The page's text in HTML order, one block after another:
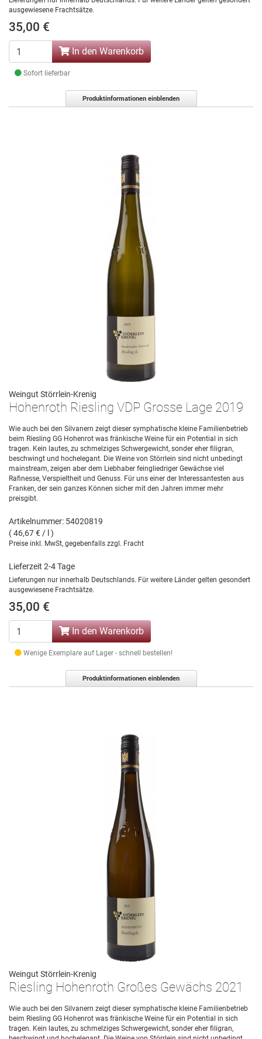
ausgewiesene Frachtsätze.
35,00 €
In den Warenkorb
Sofort lieferbar
Produktinformationen einblenden
Weingut Störrlein-Krenig
Hohenroth Riesling VDP Grosse Lage 2019
Wie auch bei den Silvanern zeigt dieser symphatische kleine Familienbetrieb
beim Riesling GG Hohenrot was fränkische Weine für ein Potential in sich
tragen. Kein lautes, zu schmelziges Schwergewicht, sonder eher filigran,
beschwingt und hochelegant. Die Weine von Störrlein sind nicht unbedingt
mainstream, zeigen aber dem Liebhaber feingliedriger Gewächse viel
Rafinesse, Verspieltheit und Genuss. Für uns einer der Interessantesten aus
Franken, der sein ganzes Können sicher mit den Jahren immer mehr
preisgibt.
Artikelnummer: 54020819
( 46,67 € / l )
Preise inkl. MwSt, gegebenfalls zzgl. Fracht
Lieferzeit 2-4 Tage
Lieferungen nur innerhalb Deutschlands. Für weitere Länder gelten gesondert
ausgewiesene Frachtsätze.
35,00 €
In den Warenkorb
Wenige Exemplare auf Lager - schnell bestellen!
Produktinformationen einblenden
Weingut Störrlein-Krenig
Riesling Hohenroth Großes Gewächs 2021
Wie auch bei den Silvanern zeigt dieser symphatische kleine Familienbetrieb
beim Riesling GG Hohenrot was fränkische Weine für ein Potential in sich
tragen. Kein lautes, zu schmelziges Schwergewicht, sonder eher filigran,